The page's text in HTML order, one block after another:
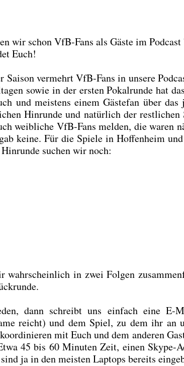
wir schon VfB-Fans als Gäs­te im
Euch!
Sai­son ver­mehrt VfB-Fans in unse­re
sowie in der ers­ten Pokal­run­de hat
und meis­tens einem Gäs­te­fan über das
Hin­run­de und natür­lich der rest­li­chen
weib­li­che VfB-Fans mel­den, die waren
kei­ne. Für die Spie­le in Hof­fen­heim
suchen wir noch:
in zwei Fol­gen
dann schreibt uns ein­fach eine
reicht) und dem Spiel, zu dem ihr an
mit Euch und dem ande­ren
45 bis 60 Minu­ten Zeit, einen Sky­pe-
ja in den meis­ten Lap­tops bereits